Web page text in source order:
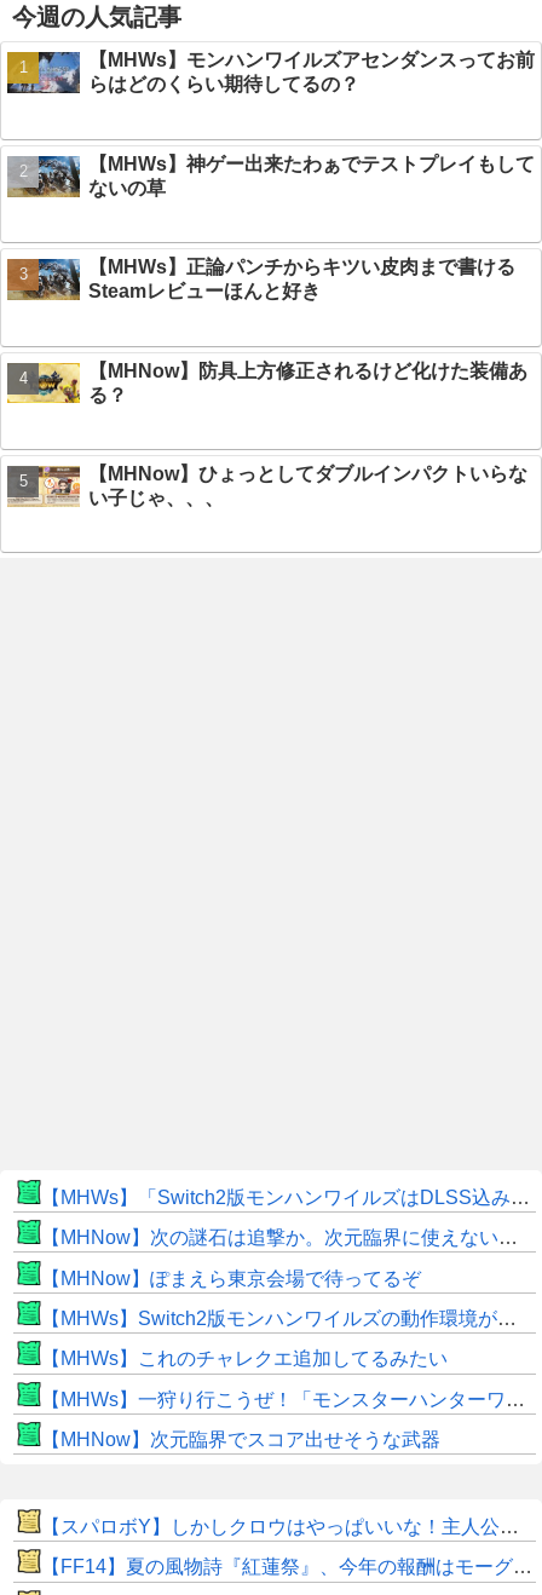
今週の人気記事
【MHWs】モンハンワイルズアセンダンスってお前
らはどのくらい期待してるの？
【MHWs】神ゲー出来たわぁでテストプレイもして
ないの草
【MHWs】正論パンチからキツい皮肉まで書ける
Steamレビューほんと好き
【MHNow】防具上方修正されるけど化けた装備あ
る？
【MHNow】ひょっとしてダブルインパクトいらな
い子じゃ、、、
【MHWs】「Switch2版モンハンワイルズはDLSS込みで最大1440p動作」
【MHNow】次の謎石は追撃か。次元臨界に使えない時点で闘気活性以下のスキルだわ
【MHNow】ぽまえら東京会場で待ってるぞ
【MHWs】Switch2版モンハンワイルズの動作環境が判明！
【MHWs】これのチャレクエ追加してるみたい
【MHWs】一狩り行こうぜ！「モンスターハンターワイルズ 序盤体験版」を8月5日（水）より配信！
【MHNow】次元臨界でスコア出せそうな武器
【スパロボY】しかしクロウはやっぱいいな！主人公として魅力的すぎる…！
【FF14】夏の風物詩『紅蓮祭』、今年の報酬はモーグリ特大マウント！ヒカセン達の評価はいかに？「水着や浴衣などのかわいいオシャレ装備が良かった」との声も